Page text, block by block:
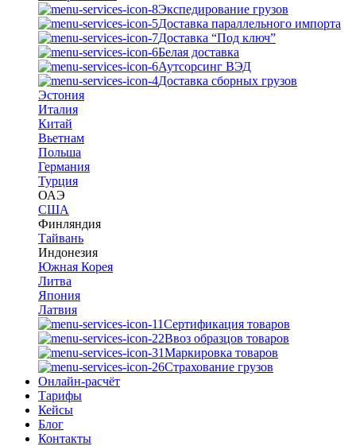
Экспедирование грузов
Доставка параллельного импорта
Доставка “Под ключ”
Белая доставка
Аутсорсинг ВЭД
Доставка сборных грузов
Эстония
Италия
Китай
Вьетнам
Польша
Германия
Турция
ОАЭ
США
Финляндия
Тайвань
Индонезия
Южная Корея
Литва
Япония
Латвия
Сертификация товаров
Ввоз образцов товаров
Маркировка товаров
Страхование грузов
Онлайн-расчёт
Тарифы
Кейсы
Блог
Контакты